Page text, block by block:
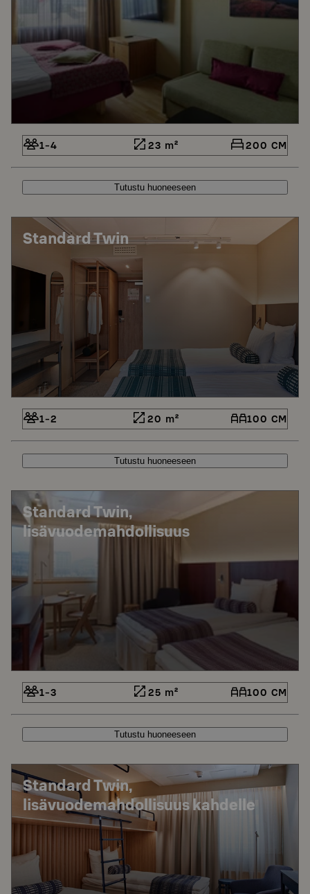
1-4 23 m² 200 CM
Tutustu huoneeseen
Standard Twin
1-2 20 m² 100 CM
Tutustu huoneeseen
Standard Twin,
lisävuodemahdollisuus
1-3 25 m² 100 CM
Tutustu huoneeseen
Standard Twin,
lisävuodemahdollisuus kahdelle